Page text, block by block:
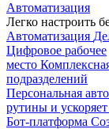
Автоматизация
Легко настроить
Автоматизация
Цифровое рабочее
место
подразделений
Персональная
рутины и
Бот-платформа